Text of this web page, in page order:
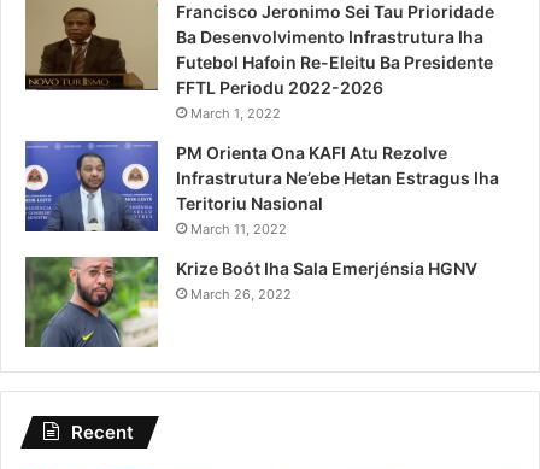
Francisco Jeronimo Sei Tau Prioridade
Ba Desenvolvimento Infrastrutura Iha
Futebol Hafoin Re-Eleitu Ba Presidente
FFTL Periodu 2022-2026
March 1, 2022
PM Orienta Ona KAFI Atu Rezolve
Infrastrutura Ne’ebe Hetan Estragus Iha
Teritoriu Nasional
March 11, 2022
Krize Boót Iha Sala Emerjénsia HGNV
March 26, 2022
Recent